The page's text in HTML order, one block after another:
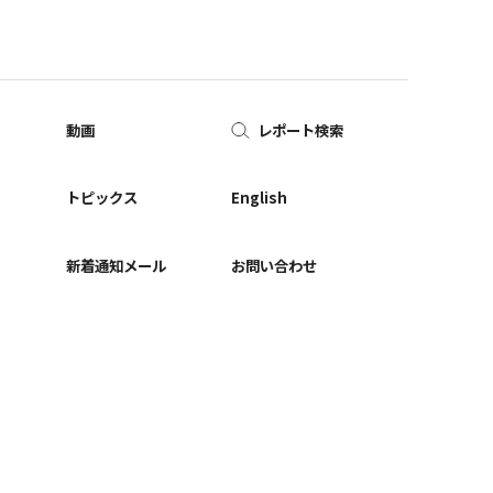
動画
トピックス
新着通知メール
レポート検索
English
お問い合わせ